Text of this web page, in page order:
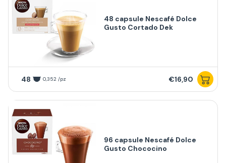
48 capsule Nescafé Dolce
Gusto Cortado Dek
48 0,352 /pz €16,90
96 capsule Nescafé Dolce
Gusto Chococino